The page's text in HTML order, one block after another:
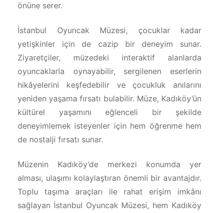
önüne serer.
İstanbul Oyuncak Müzesi, çocuklar kadar
yetişkinler için de cazip bir deneyim sunar.
Ziyaretçiler, müzedeki interaktif alanlarda
oyuncaklarla oynayabilir, sergilenen eserlerin
hikâyelerini keşfedebilir ve çocukluk anılarını
yeniden yaşama fırsatı bulabilir. Müze, Kadıköy’ün
kültürel yaşamını eğlenceli bir şekilde
deneyimlemek isteyenler için hem öğrenme hem
de nostalji fırsatı sunar.
Müzenin Kadıköy’de merkezi konumda yer
alması, ulaşımı kolaylaştıran önemli bir avantajdır.
Toplu taşıma araçları ile rahat erişim imkânı
sağlayan İstanbul Oyuncak Müzesi, hem Kadıköy